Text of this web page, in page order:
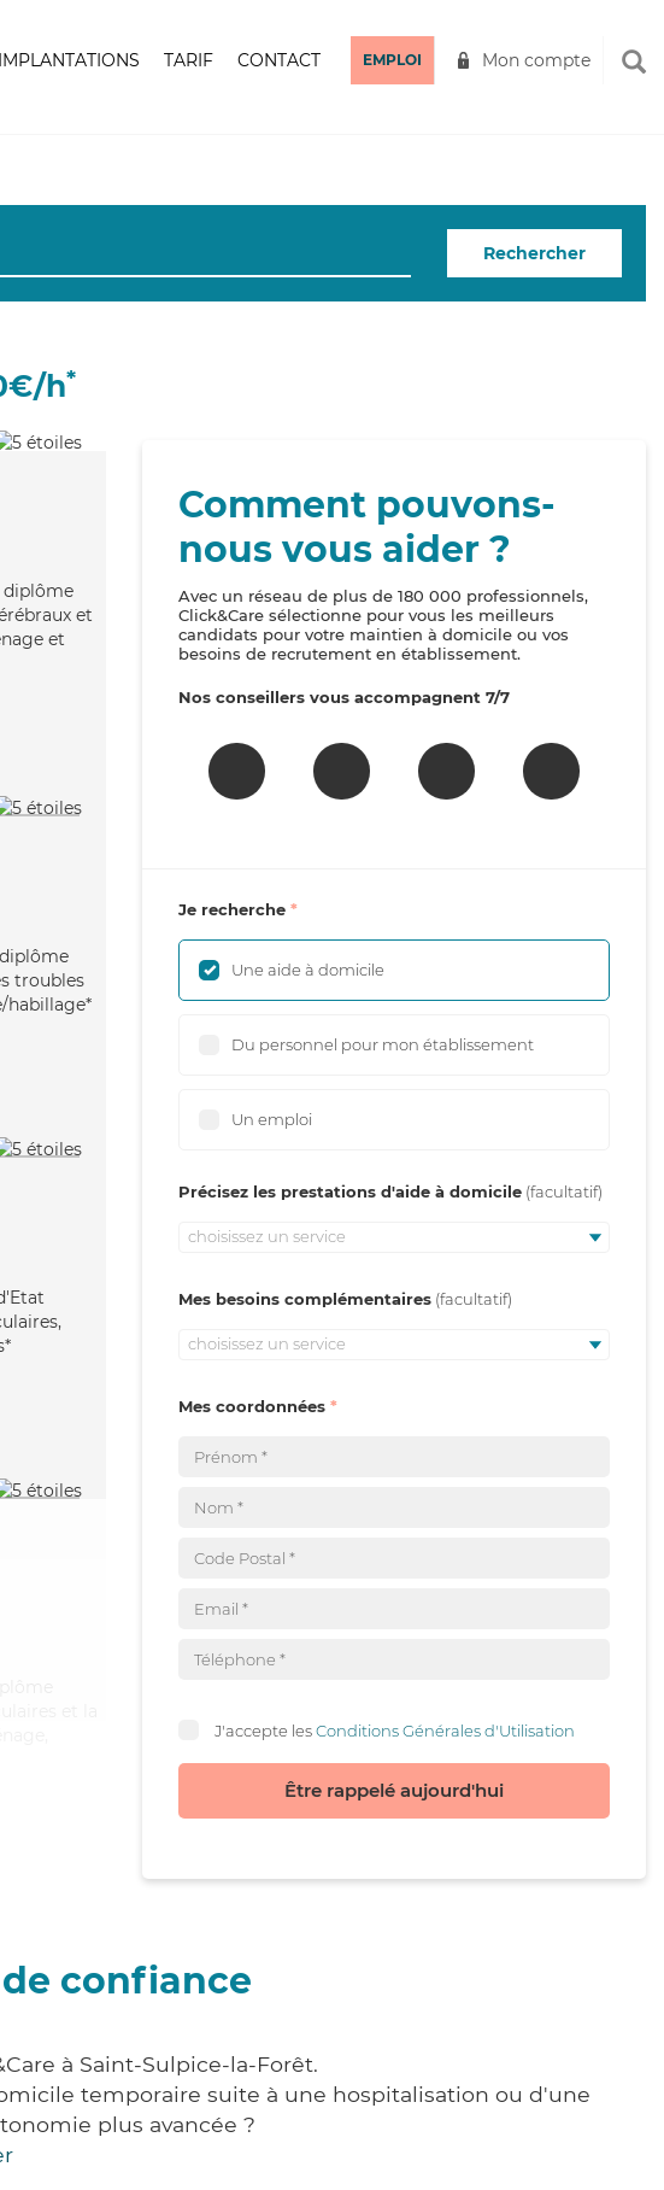
IMPLANTATIONS TARIF CONTACT EMPLOI Mon compte
Rechercher
h*
diplôme
et
et
troubles
habillage*
et la
Comment pouvons-
nous vous aider ?
Avec un réseau de plus de 180 000 professionnels,
Click&Care sélectionne pour vous les meilleurs
candidats pour votre maintien à domicile ou vos
besoins de recrutement en établissement.
Nos conseillers vous accompagnent 7/7
Je recherche
Une aide à domicile
Du personnel pour mon établissement
Un emploi
Précisez les prestations d'aide à domicile
choisissez un service
Mes besoins complémentaires
choisissez un service
Mes coordonnées
J'accepte lesConditions Générales d'Utilisation
Être rappelé aujourd'hui
confiance
à Saint-Sulpice-la-Forêt.
temporaire suite à une hospitalisation ou d'une
plus avancée ?